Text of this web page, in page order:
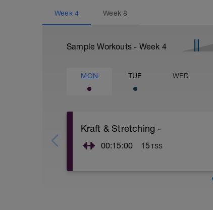
Week 4 Week8
Sample Workouts - Week 4
MON TUE WED
Kraft & Stretching -
00:15:00 15 TSS